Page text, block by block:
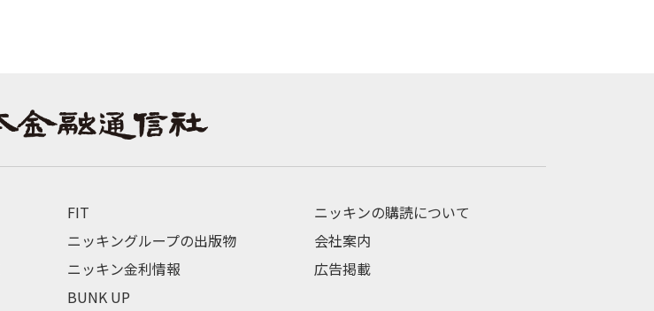
FIT
ニッキングループの出版物
ニッキン金利情報
BUNK UP
ニッキンの購読について
会社案内
広告掲載